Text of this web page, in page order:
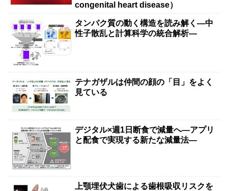
congenital heart disease）
タンパク質の動く構造を読み解く―中
性子散乱と計算科学の統合解析―
テナガザルは仲間の顔の「目」をよく
見ている
デジタル×週1日断食で減量へ―アプリ
と配食で実現する新たな減量法―
上顎埋伏犬歯による歯根吸収リスクを